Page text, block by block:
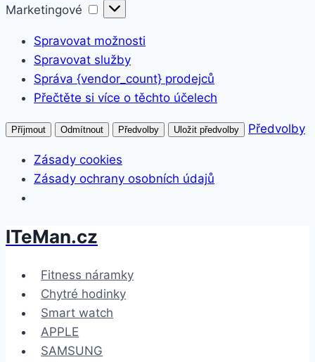
Marketingové
Marketingové
Spravovat možnosti
Spravovat služby
Správa {vendor_count} prodejců
Přečtěte si více o těchto účelech
Příjmout Odmítnout Předvolby Uložit předvolby Předvolby
Zásady cookies
Zásady ochrany osobních údajů
Přeskočit
obsah
ITeMan.cz
Fitness náramky
Chytré hodinky
Smart watch
APPLE
SAMSUNG